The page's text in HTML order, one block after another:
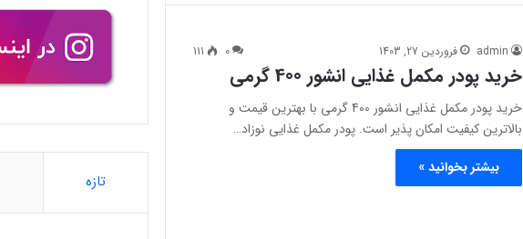
admin فروردین 27, 1403 0
111
خرید پودر مکمل غذایی انشور 400 گرمی
خرید پودر مکمل غذایی انشور 400 گرمی با بهترین قیمت و
بالاترین کیفیت امکان پذیر است. پودر مکمل غذایی نوزاد…
بیشتر بخوانید »
تازه